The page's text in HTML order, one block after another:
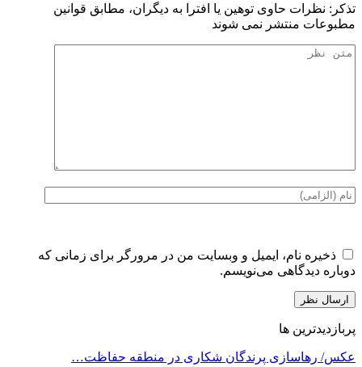
تذكر: نظرات حاوی توهين يا افترا به ديگران، مطابق قوانين
مطبوعات منتشر نمی شوند
ذخیره نام، ایمیل و وبسایت من در مرورگر برای زمانی که
دوباره دیدگاهی می‌نویسم.
پربازدیدترین ها
عکس/ رهاسازی پرندگان شکاری در منطقه حفاظت…